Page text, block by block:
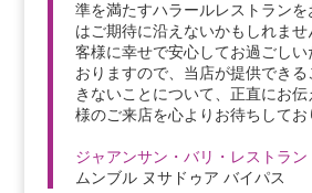
準を満たすハラールレストラン
はご期待に沿えないかもしれま
客様に幸せで安心してお過ごし
おりますので、当店が提供でき
きないことについて、正直にお
様のご来店を心よりお待ちしてお
ジャアンサン・バリ・レストラン
ムンブル ヌサドゥア バイパス